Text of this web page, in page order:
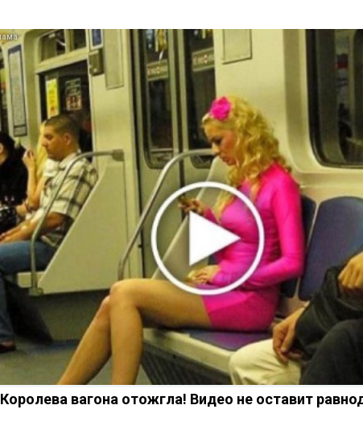
Королева вагона отожгла! Видео не оставит